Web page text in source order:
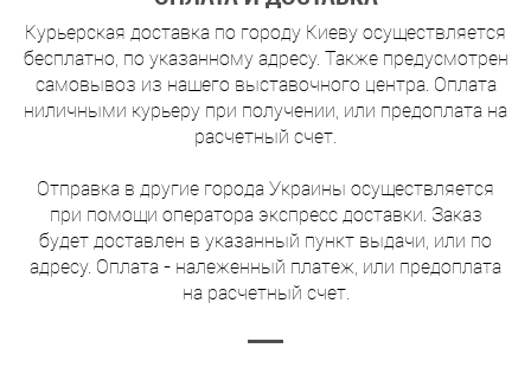
Курьерская доставка по городу Киеву осуществляется
бесплатно, по указанному адресу. Также предусмотрен
самовывоз из нашего выставочного центра. Оплата
ниличными курьеру при получении, или предоплата на
расчетный счет.
Отправка в другие города Украины осуществляется
при помощи оператора экспресс доставки. Заказ
будет доставлен в указанный пункт выдачи, или по
адресу. Оплата - належенный платеж, или предоплата
на расчетный счет.